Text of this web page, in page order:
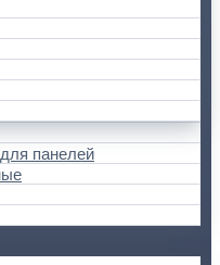
панелей